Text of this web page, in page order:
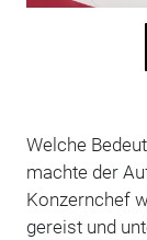
Welche
machte der
Konzernchef
gereist und